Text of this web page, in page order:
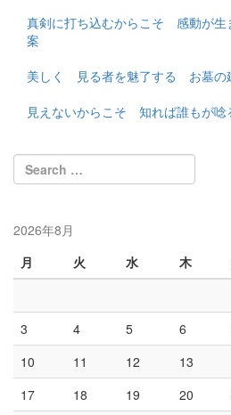
真剣に打ち込むからこそ 感動が
案
美しく 見る者を魅了する お墓の
見えないからこそ 知れば誰もが
2026年8月
月
火 水 木
3
4 5 6
10
11 12 13
17
18 19 20